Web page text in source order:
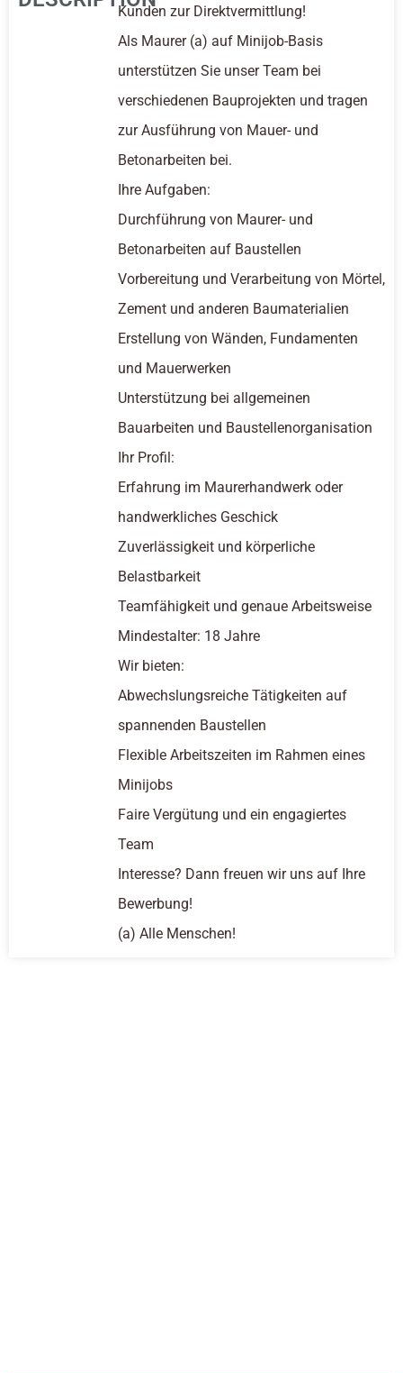
Kunden zur Direktvermittlung!
Als Maurer (a) auf Minijob-Basis
unterstützen Sie unser Team bei
verschiedenen Bauprojekten und tragen
zur Ausführung von Mauer- und
Betonarbeiten bei.
Ihre Aufgaben:
Durchführung von Maurer- und
Betonarbeiten auf Baustellen
Vorbereitung und Verarbeitung von Mörtel,
Zement und anderen Baumaterialien
Erstellung von Wänden, Fundamenten
und Mauerwerken
Unterstützung bei allgemeinen
Bauarbeiten und Baustellenorganisation
Ihr Profil:
Erfahrung im Maurerhandwerk oder
handwerkliches Geschick
Zuverlässigkeit und körperliche
Belastbarkeit
Teamfähigkeit und genaue Arbeitsweise
Mindestalter: 18 Jahre
Wir bieten:
Abwechslungsreiche Tätigkeiten auf
spannenden Baustellen
Flexible Arbeitszeiten im Rahmen eines
Minijobs
Faire Vergütung und ein engagiertes
Team
Interesse? Dann freuen wir uns auf Ihre
Bewerbung!
(a) Alle Menschen!